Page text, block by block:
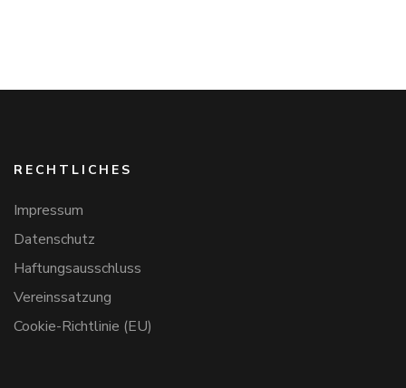
RECHTLICHES
Impressum
Datenschutz
Haftungsausschluss
Vereinssatzung
Cookie-Richtlinie (EU)